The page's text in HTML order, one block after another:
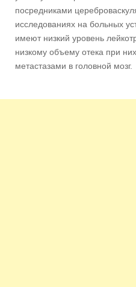
посредниками
исследованиях на больных
имеют низкий уровень
низкому объему отека при
метастазами в головной мозг.